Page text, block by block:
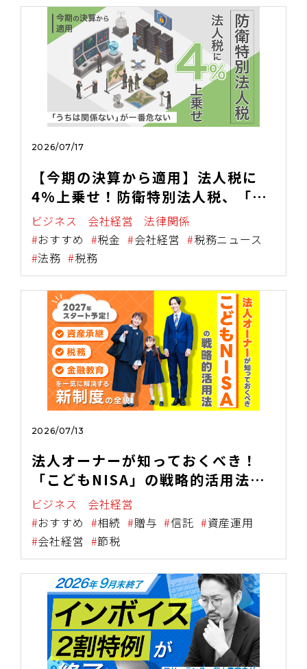
2026/07/17
【今期の決算から適用】法人税に
4%上乗せ！防衛特別法人税、「う
ちは関係ない」が一番危ない！
ビジネス 会社経営
法律関係
おすすめ
税金 会社経営
税務ニュース
法務
税務
2026/07/13
法人オーナーが知っておくべき！
「こどもNISA」の戦略的活用法
【資産承継・税務・金融教育を一気
に解決する新制度の全貌】
ビジネス
会社経営
おすすめ
相続 贈与 信託
資産運用
会社経営
節税